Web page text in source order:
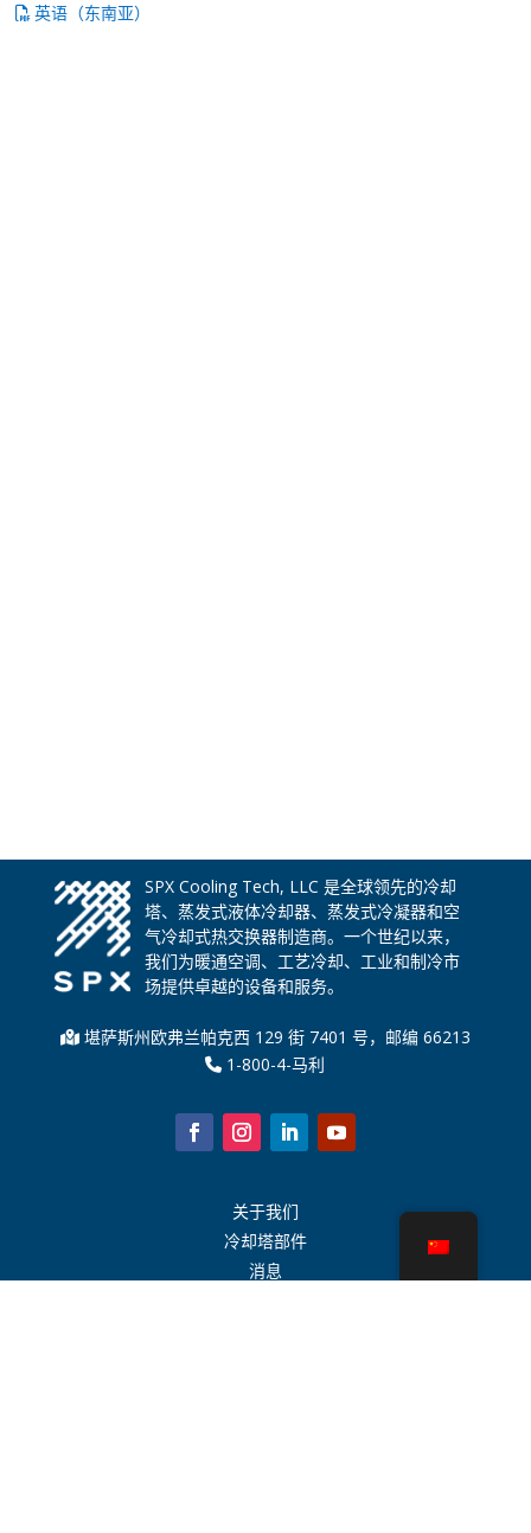
英语（东南亚）
SPX Cooling Tech, LLC 是全球领先的冷却
塔、蒸发式液体冷却器、蒸发式冷凝器和空
气冷却式热交换器制造商。一个世纪以来，
我们为暖通空调、工艺冷却、工业和制冷市
场提供卓越的设备和服务。
堪萨斯州欧弗兰帕克西 129 街 7401 号，邮编 66213
1-800-4-马利
关于我们
冷却塔部件
消息